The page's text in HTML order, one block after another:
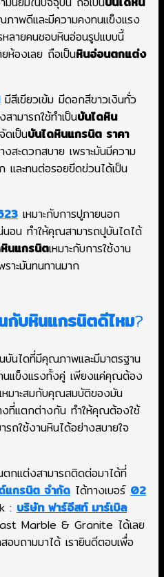
ภาพดีและมีความคงทนแข็งแรง
หลายคนชอบหินอ่อนรูปแบบนี้
ห้องเลย ถือเป็นหินอ่อนตกแต่ง
มีสีเขียวเข้ม มีดอกสีขาวเงินทั่ว
ามารถใช้ทำเป็นบันไดหิน
ดเป็นบันไดหินแกรนิต ราคา
งสะดวกสบาย เพราะมันมีความ
และทนต่อรอยขีดข่วนได้เป็น
เหมาะกับการปูภายนอก
นอน ทำให้คุณสามารถปูบันไดได้
นแกรนิตเหมาะกับการใช้งาน
าะมันทนทานมาก
บหินแกรนิตดีไหม?
บันไดที่มีคุณภาพและมีมาตรฐาน
นแข็งแรงทั้งคู่ เพียงแค่คุณต้อง
หมาะสมกับคุณสมบัติของมัน
งที่แตกต่างกัน ทำให้คุณต้องใช้
รถใช้งานหินได้อย่างสบายใจ
กแต่งสามารถติดต่อมาได้ที่
แกรนิต จำกัด ได้ทางเบอร์ 02
: บริษัท ฟาร์อีสท์ มาร์เบิล
Marble & Granite ได้เลย
บถามมาได้ เรายินดีตอบเพื่อ